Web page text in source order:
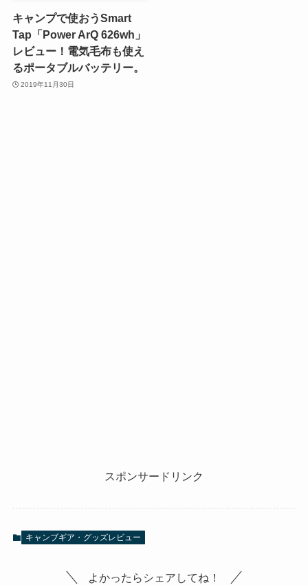
キャンプで使おうSmart
Tap「Power ArQ 626wh」
レビュー！電気毛布も使え
るポータブルバッテリー。
2019年11月30日
スポンサードリンク
キャンブギア・グッズレビュー
よかったらシェアしてね！